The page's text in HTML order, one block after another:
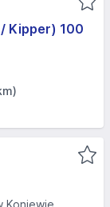
/ Kipper) 100
Koniewie